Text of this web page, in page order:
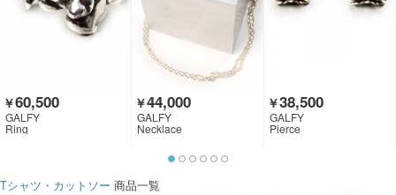
￥60,500
GALFY
Ring
￥44,000
GALFY
Necklace
￥38,500
GALFY
Pierce
Tシャツ・カットソー 商品一覧